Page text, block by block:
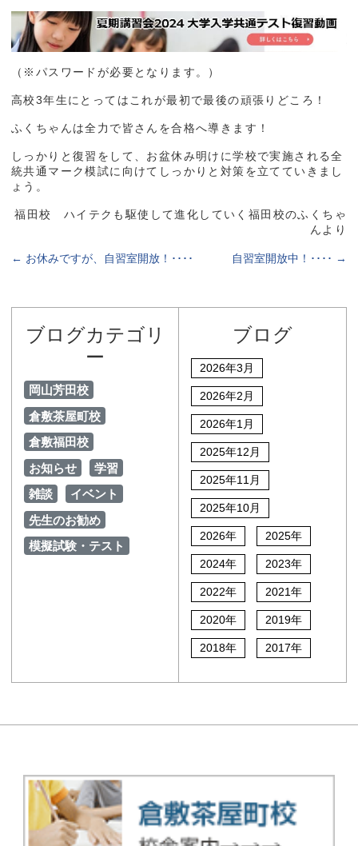
（※パスワードが必要となります。）
高校3年生にとってはこれが最初で最後の頑張りどころ！
ふくちゃんは全力で皆さんを合格へ導きます！
しっかりと復習をして、お盆休み明けに学校で実施される全
統共通マーク模試に向けてしっかりと対策を立てていきまし
ょう。
福田校 ハイテクも駆使して進化していく福田校のふくちゃ
んより
← お休みですが、自習室開放！････ 自習室開放中！････ →
ブログカテゴリ
ー
岡山芳田校
倉敷茶屋町校
倉敷福田校
お知らせ
学習
雑談
イベント
先生のお勧め
模擬試験・テスト
ブログ
2026年3月
2026年2月
2026年1月
2025年12月
2025年11月
2025年10月
2026年 2025年
2024年 2023年
2022年 2021年
2020年 2019年
2018年 2017年